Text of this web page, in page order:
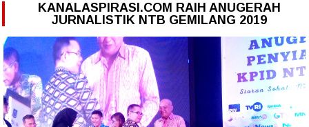
KANALASPIRASI.COM RAIH ANUGERAH
JURNALISTIK NTB GEMILANG 2019